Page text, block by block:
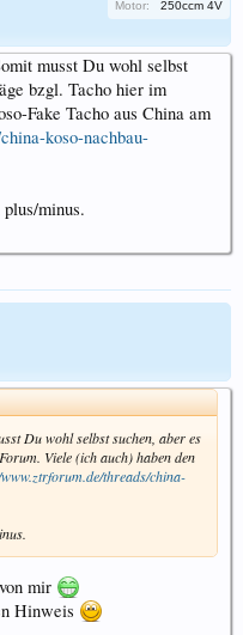
Motor:
250ccm 4V
musst Du wohl selbst
bzgl. Tacho hier im
Fake Tacho aus China am
koso-nachbau-
minus.
Du wohl selbst suchen, aber es
Viele (ich auch) haben den
threads/china-
mir
Hinweis